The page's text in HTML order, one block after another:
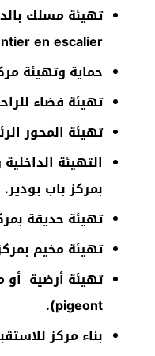
تهيئة مسلك
en escalier
حماية وتهيئة
تهيئة فضاء
تهيئة المحور
التهيئة
بمركز باب بودير.
تهيئة حديقة
تهيئة مخيم
تهيئة أرضية
pigeont
).
بناء مركز